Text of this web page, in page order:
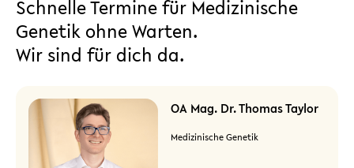
Schnelle Termine für Medizinische
Genetik ohne Warten.
Wir sind für dich da.
OA Mag. Dr. Thomas Taylor
Medizinische Genetik